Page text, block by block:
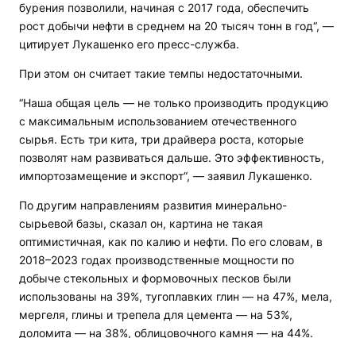
бурения позволили, начиная с 2017 года, обеспечить
рост добычи нефти в среднем на 20 тысяч тонн в год“, —
цитирует Лукашенко его пресс-служба.
При этом он считает такие темпы недостаточными.
“Наша общая цель — не только производить продукцию
с максимальным использованием отечественного
сырья. Есть три кита, три драйвера роста, которые
позволят нам развиваться дальше. Это эффективность,
импортозамещение и экспорт“, — заявил Лукашенко.
По другим направлениям развития минерально-
сырьевой базы, сказал он, картина не такая
оптимистичная, как по калию и нефти. По его словам, в
2018–2023 годах производственные мощности по
добыче стекольных и формовочных песков были
использованы на 39%, тугоплавких глин — на 47%, мела,
мергеля, глины и трепела для цемента — на 53%,
доломита — на 38%, облицовочного камня — на 44%.